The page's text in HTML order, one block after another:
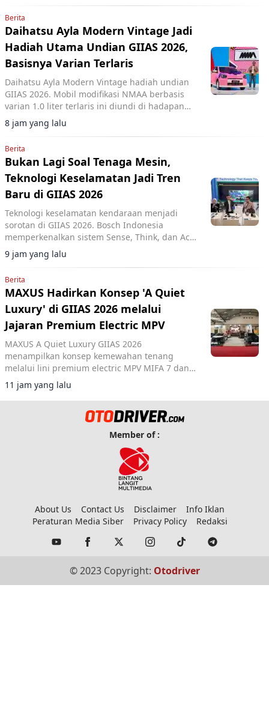
Berita
Daihatsu Ayla Modern Vintage Jadi
Hadiah Utama Undian GIIAS 2026,
Basisnya Varian Terlaris
Daihatsu Ayla Modern Vintage hadiah undian
GIIAS 2026. Mobil modifikasi NMAA berbasis
varian 1.0 liter terlaris ini diundi di hadapan
pengunjung dan dimenangkan konsumen dari
Lampung.
8 jam yang lalu
Berita
Bukan Lagi Soal Tenaga Mesin,
Teknologi Keselamatan Jadi Tren
Baru di GIIAS 2026
Teknologi keselamatan kendaraan menjadi
sorotan di GIIAS 2026. Bosch Indonesia
memperkenalkan sistem Sense, Think, dan Act
yang membantu pengemudi.
9 jam yang lalu
Berita
MAXUS Hadirkan Konsep 'A Quiet
Luxury' di GIIAS 2026 melalui
Jajaran Premium Electric MPV
MAXUS A Quiet Luxury GIIAS 2026
menampilkan konsep kemewahan tenang
melalui lini premium electric MPV MIFA 7 dan
MIFA 9 di ICE BSD City.
11 jam yang lalu
Member of :
About Us Contact Us Disclaimer
Info Iklan
Peraturan Media Siber
Privacy Policy Redaksi
© 2023 Copyright: Otodriver